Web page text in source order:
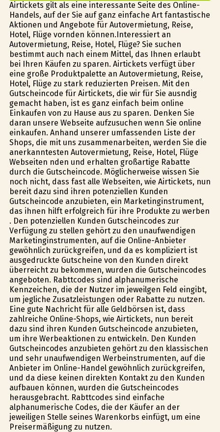
Airtickets gilt als eine interessante Seite des Online-
Handels, auf der Sie auf ganz einfache Art fantastische
Aktionen und Angebote für Autovermietung, Reise,
Hotel, Flüge vorfinden können.Interessiert an
Autovermietung, Reise, Hotel, Flüge? Sie suchen
bestimmt auch nach einem Mittel, das Ihnen erlaubt
bei Ihren Käufen zu sparen. Airtickets verfügt über
eine große Produktpalette an Autovermietung, Reise,
Hotel, Flüge zu stark reduzierten Preisen. Mit den
Gutscheincode für Airtickets, die wir für Sie ausfindig
gemacht haben, ist es ganz einfach beim online
Einkaufen von zu Hause aus zu sparen. Denken Sie
daran unsere Webseite aufzusuchen wenn Sie online
einkaufen. Anhand unserer umfassenden Liste der
Shops, die mit uns zusammenarbeiten, werden Sie die
anerkanntesten Autovermietung, Reise, Hotel, Flüge
Webseiten finden und erhalten großartige Rabatte
durch die Gutscheincode. Möglicherweise wissen Sie
noch nicht, dass fast alle Webseiten, wie Airtickets, nun
bereit dazu sind ihren potenziellen Kunden
Gutscheincode anzubieten, ein Marketinginstrument,
das ihnen hilft erfolgreich für ihre Produkte zu werben
. Den potenziellen Kunden Gutscheincodes zur
Verfügung zu stellen gehört zu den unaufwendigen
Marketinginstrumenten, auf die Online-Anbieter
gewöhnlich zurückgreifen, und da es kompliziert ist
ausgedruckte Gutscheine von den Kunden direkt
überreicht zu bekommen, wurden die Gutscheincodes
angeboten. Rabttcodes sind alphanumerische
Kennzeichen, die der Nutzer im jeweilgen Feld eingibt,
um jegliche Zusatzleistungen oder Rabatte zu nutzen.
Eine gute Nachricht für alle Geldbörsen ist, dass
zahlreiche Online-Shops, wie Airtickets, nun bereit
dazu sind ihren Kunden Gutscheincode anzubieten,
um ihre Werbeaktionen zu entwickeln. Den Kunden
Gutscheincodes anzubieten gehört zu den klassischen
und sehr unaufwendigen Werbeinstrumenten, auf die
Anbieter im Online-Handel gewöhnlich zurückgreifen,
und da diese keinen direkten Kontakt zu den Kunden
aufbauen können, wurden die Gutscheincodes
herausgebracht. Rabttcodes sind einfache
alphanumerische Codes, die der Käufer an der
jeweiligen Stelle seines Warenkorbs einfügt, um eine
Preisermäßigung zu nutzen.